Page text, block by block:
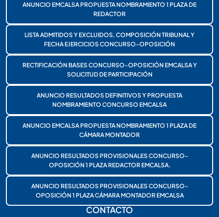
ANUNCIO EMCALSA PROPUESTA NOMBRAMIENTO 1 PLAZA DE
REDACTOR
LISTA ADMITIDOS Y EXCLUIDOS, COMPOSICIÓN TRIBUNAL Y
FECHA EJERCICIOS CONCURSO-OPOSICIÓN
RECTIFICACIÓN BASES CONCURSO-OPOSICIÓN EMCALSA Y
SOLICITUD DE PARTICIPACIÓN
ANUNCIO RESULTADOS DEFINITIVOS Y PROPUESTA
NOMBRAMIENTO CONCURSO EMCALSA
ANUNCIO EMCALSA PROPUESTA NOMBRAMIENTO 1 PLAZA DE
CÁMARA MONTADOR
ANUNCIO RESULTADOS PROVISIONALES CONCURSO-
OPOSICIÓN 1 PLAZA REDACTOR EMCALSA.
ANUNCIO RESULTADOS PROVISIONALES CONCURSO-
OPOSICIÓN 1 PLAZA CÁMARA MONTADOR EMCALSA
CONTACTO